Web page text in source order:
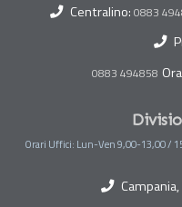
Centralino: 0883
0883 494858
Orari Uffici: Lun-Ven 9,00-13,00 /